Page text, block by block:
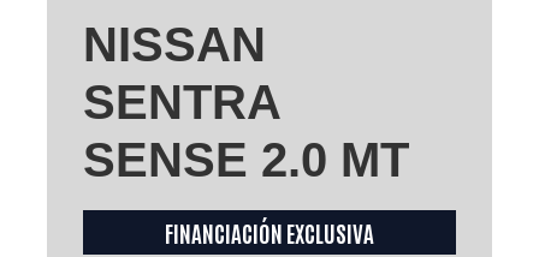
NISSAN
SENTRA
SENSE 2.0 MT
FINANCIACIÓN EXCLUSIVA